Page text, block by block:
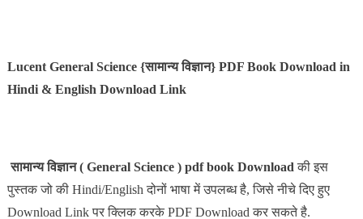
Lucent General Science {सामान्य विज्ञान} PDF Book Download in
Hindi & English Download Link
सामान्य विज्ञान ( General Science ) pdf book Download की इस
पुस्तक जो की Hindi/English दोनों भाषा में उपलब्ध है, जिसे नीचे दिए हुए
Download Link पर क्लिक करके PDF Download कर सकते है.